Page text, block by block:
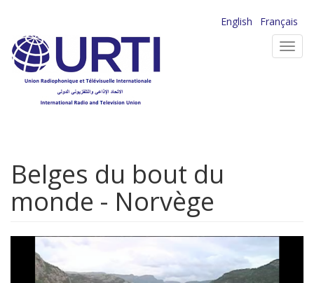
contenu
principal
English
Français
Belges du bout du
monde - Norvège